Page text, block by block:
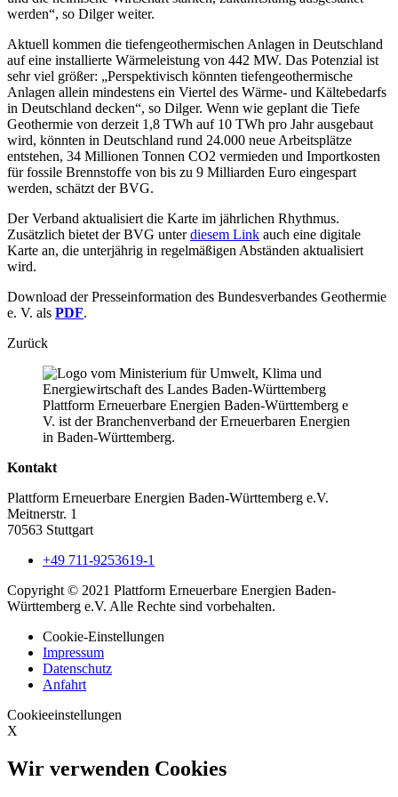
werden“, so Dilger weiter.
Aktuell kommen die tiefengeothermischen Anlagen in Deutschland
auf eine installierte Wärmeleistung von 442 MW. Das Potenzial ist
sehr viel größer: „Perspektivisch könnten tiefengeothermische
Anlagen allein mindestens ein Viertel des Wärme- und Kältebedarfs
in Deutschland decken“, so Dilger. Wenn wie geplant die Tiefe
Geothermie von derzeit 1,8 TWh auf 10 TWh pro Jahr ausgebaut
wird, könnten in Deutschland rund 24.000 neue Arbeitsplätze
entstehen, 34 Millionen Tonnen CO2 vermieden und Importkosten
für fossile Brennstoffe von bis zu 9 Milliarden Euro eingespart
werden, schätzt der BVG.
Der Verband aktualisiert die Karte im jährlichen Rhythmus.
Zusätzlich bietet der BVG unterdiesem Link auch eine digitale
Karte an, die unterjährig in regelmäßigen Abständen aktualisiert
wird.
Download der Presseinformation des Bundesverbandes Geothermie
e. V. als PDF.
Zurück
Plattform Erneuerbare Energien Baden-Württemberg e
V. ist der Branchenverband der Erneuerbaren Energien
in Baden-Württemberg.
Kontakt
Plattform Erneuerbare Energien Baden-Württemberg e.V.
Meitnerstr. 1
70563 Stuttgart
+49 711-9253619-1
Copyright © 2021 Plattform Erneuerbare Energien Baden-
Württemberg e.V. Alle Rechte sind vorbehalten.
Cookie-Einstellungen
Impressum
Datenschutz
Anfahrt
Cookieeinstellungen
X
Wir verwenden Cookies